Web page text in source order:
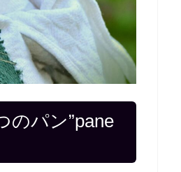
のパン”pane